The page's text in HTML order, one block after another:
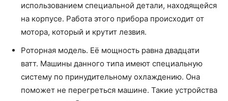
использованием специальной детали, находящейся
на корпусе. Работа этого прибора происходит от
мотора, который и крутит лезвия.
Роторная модель. Её мощность равна двадцати
ватт. Машины данного типа имеют специальную
систему по принудительному охлаждению. Она
поможет не перегреться машине. Такие устройства